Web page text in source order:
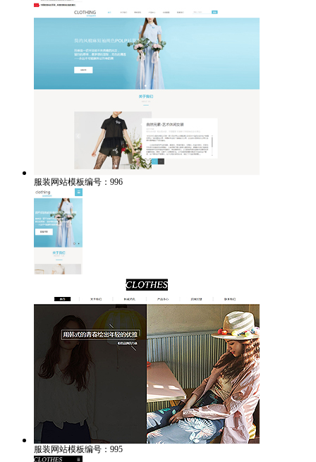
服装网站模板编号：996
服装网站模板编号：995